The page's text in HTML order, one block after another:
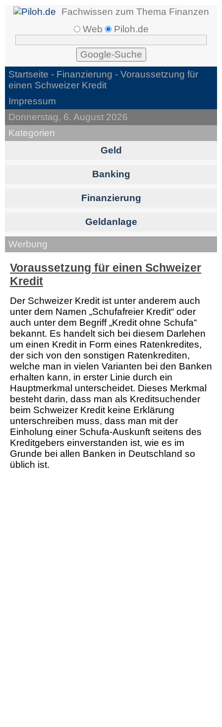
Fachwissen zum Thema Finanzen
Web
Piloh.de
Startseite - Finanzierung - Voraussetzung für
einen Schweizer Kredit
Impressum
Donnerstag, 6. August 2026
Kategorien
Geld
Banking
Finanzierung
Geldanlage
Werbung
Voraussetzung für einen Schweizer
Kredit
Der Schweizer Kredit ist unter anderem auch
unter dem Namen „Schufafreier Kredit“ oder
auch unter dem Begriff „Kredit ohne Schufa“
bekannt. Es handelt sich bei diesem Darlehen
um einen Kredit in Form eines Ratenkredites,
der sich von den sonstigen Ratenkrediten,
welche man in vielen Varianten bei den Banken
erhalten kann, in erster Linie durch ein
Hauptmerkmal unterscheidet. Dieses Merkmal
besteht darin, dass man als Kreditsuchender
beim Schweizer Kredit keine Erklärung
unterschreiben muss, dass man mit der
Einholung einer Schufa-Auskunft seitens des
Kreditgebers einverstanden ist, wie es im
Grunde bei allen Banken in Deutschland so
üblich ist.